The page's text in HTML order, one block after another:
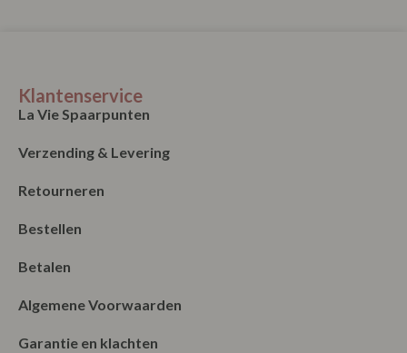
Klantenservice
La Vie Spaarpunten
Verzending & Levering
Retourneren
Bestellen
Betalen
Algemene Voorwaarden
Garantie en klachten